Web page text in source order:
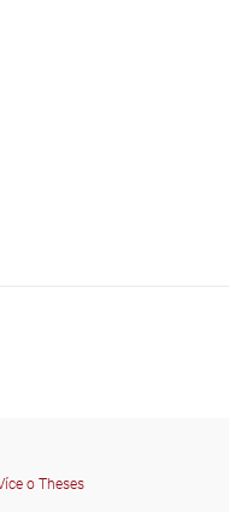
o Theses